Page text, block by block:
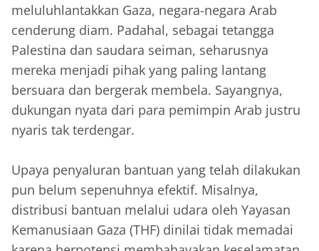
meluluhlantakkan Gaza, negara-negara Arab
cenderung diam. Padahal, sebagai tetangga
Palestina dan saudara seiman, seharusnya
mereka menjadi pihak yang paling lantang
bersuara dan bergerak membela. Sayangnya,
dukungan nyata dari para pemimpin Arab justru
nyaris tak terdengar.
‎Upaya penyaluran bantuan yang telah dilakukan
pun belum sepenuhnya efektif. Misalnya,
distribusi bantuan melalui udara oleh Yayasan
Kemanusiaan Gaza (THF) dinilai tidak memadai